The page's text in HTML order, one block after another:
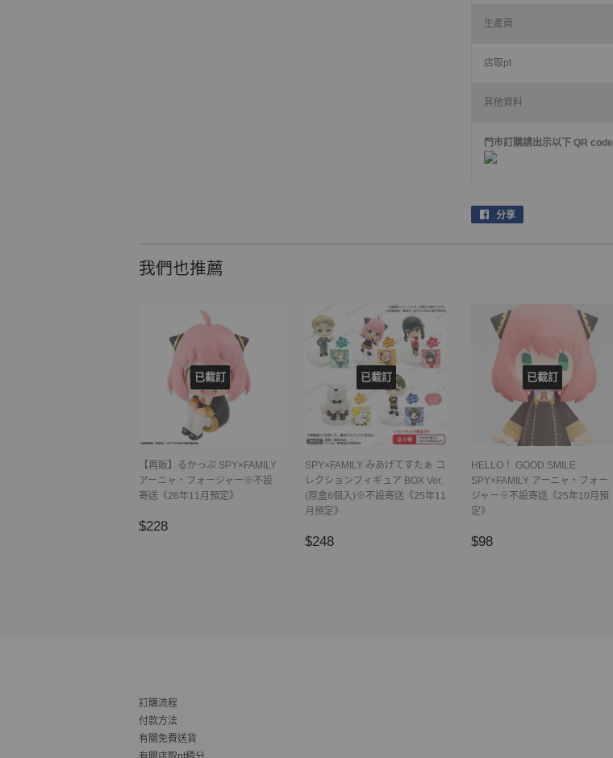
生產商
店取pt
其他資料
門市訂購請出示以下 QR code
分享
我們也推薦
已截訂
【再販】るかっぷ SPY×FAMILY
アーニャ・フォージャー※不設
寄送《26年11月預定》
正
$228
已截訂
SPY×FAMILY みあげてすたぁ コ
レクションフィギュア BOX Ver.
(原盒6個入)※不設寄送《25年11
月預定》
正
$248
已截訂
HELLO！ GOOD SMILE
SPY×FAMILY アーニャ・フォー
ジャー※不設寄送《25年10月預
定》
正
$98
訂購流程
付款方法
有關免費送貨